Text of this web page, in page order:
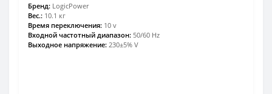
Бренд: LogicPower
Вес.: 10.1 кг
Время переключения: 10 v
Входной частотный диапазон: 50/60 Hz
Выходное напряжение: 230±5% V